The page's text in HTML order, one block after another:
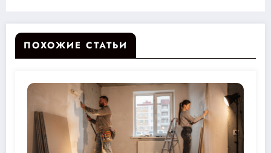
ПОХОЖИЕ СТАТЬИ